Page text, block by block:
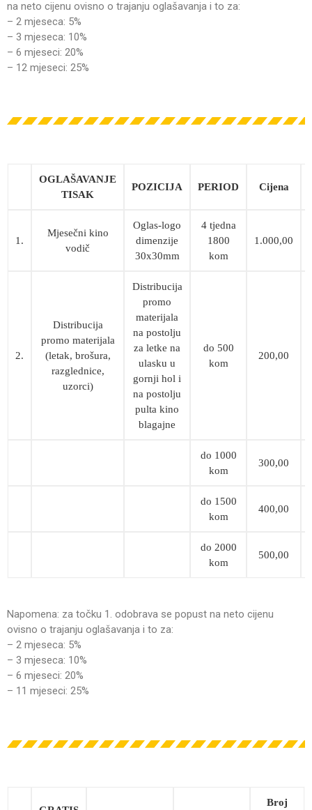
na neto cijenu ovisno o trajanju oglašavanja i to za:
– 2 mjeseca: 5%
– 3 mjeseca: 10%
– 6 mjeseci: 20%
– 12 mjeseci: 25%
OGLAŠAVANJE
TISAK
POZICIJA PERIOD Cijena
1.
Mjesečni kino
vodič
Oglas-logo
dimenzije
30x30mm
4 tjedna
1800
kom
1.000,00
2.
Distribucija
promo materijala
(letak, brošura,
razglednice,
uzorci)
Distribucija
promo
materijala
na postolju
za letke na
ulasku u
gornji hol i
na postolju
pulta kino
blagajne
do 500
kom
200,00
do 1000
kom
300,00
do 1500
kom
400,00
do 2000
kom
500,00
Napomena: za točku 1. odobrava se popust na neto cijenu
ovisno o trajanju oglašavanja i to za:
– 2 mjeseca: 5%
– 3 mjeseca: 10%
– 6 mjeseci: 20%
– 11 mjeseci: 25%
Broj